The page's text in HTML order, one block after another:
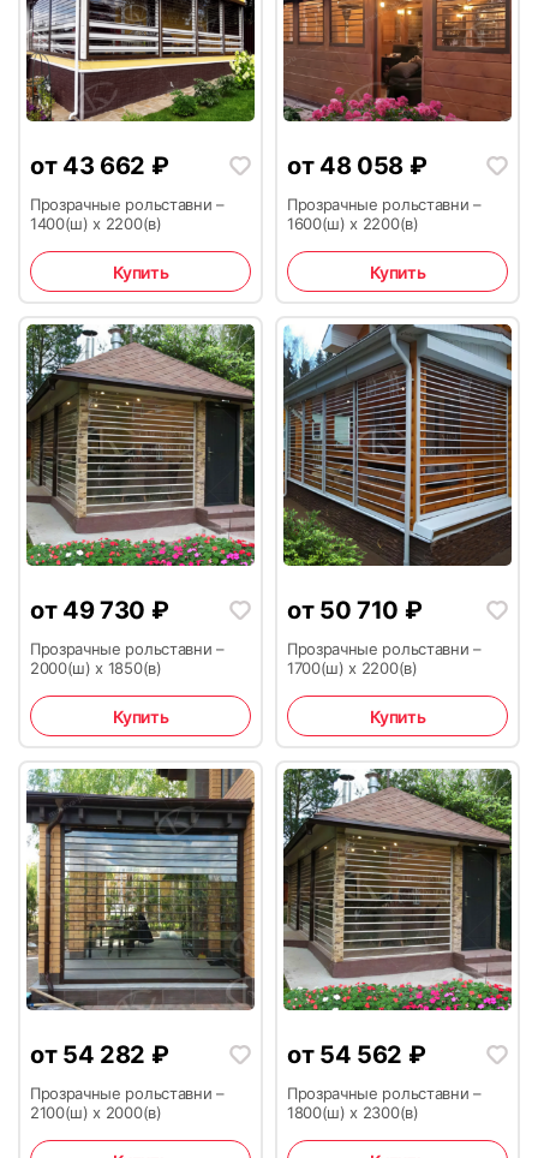
17 18
21 22
23 24
25 26
27 28
от 43 662 ₽
Прозрачные рольставни –
1400(ш) х 2200(в)
Купить
от 48 058 ₽
Прозрачные рольставни –
1600(ш) х 2200(в)
Купить
от 49 730 ₽
Прозрачные рольставни –
2000(ш) х 1850(в)
Купить
от 50 710 ₽
Прозрачные рольставни –
1700(ш) х 2200(в)
Купить
от 54 282 ₽
Прозрачные рольставни –
2100(ш) х 2000(в)
от 54 562 ₽
Прозрачные рольставни –
1800(ш) х 2300(в)